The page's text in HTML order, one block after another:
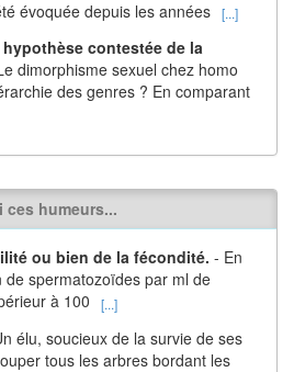
évoquée depuis les années [...]
contestée de la
dimorphisme sexuel chez homo
des genres ? En comparant
ces humeurs...
ou bien de la fécondité. - En
spermatozoïdes par ml de
à 100
[...]
élu, soucieux de la survie de ses
tous les arbres bordant les